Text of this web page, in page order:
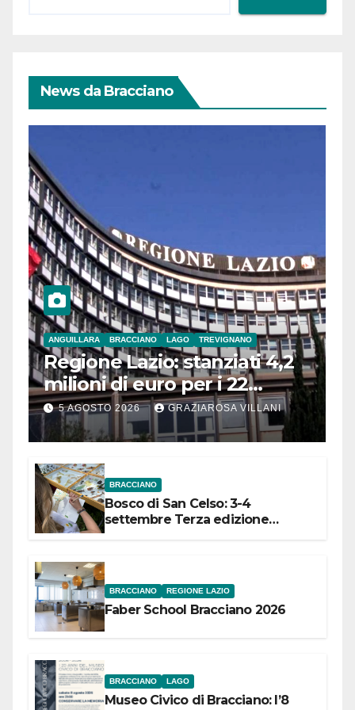
News da Bracciano
ANGUILLARA BRACCIANO LAGO TREVIGNANO
Regione Lazio: stanziati 4,2
milioni di euro per i 22
Comuni dell’Etruria
Meridionale
5 AGOSTO 2026 GRAZIAROSA VILLANI
BRACCIANO
Bosco di San Celso: 3-4
settembre Terza edizione
BRACCIANO REGIONE LAZIO
Faber School Bracciano 2026
BRACCIANO LAGO
Museo Civico di Bracciano: l’8